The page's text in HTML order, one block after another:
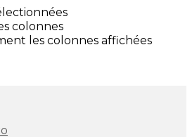
colonnes
les colonnes affichées